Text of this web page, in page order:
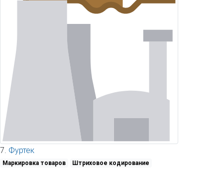
7. Фуртек
Маркировка товаров Штриховое кодирование